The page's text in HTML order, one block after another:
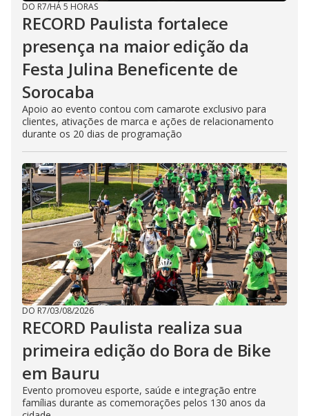
DO R7/HÁ 5 HORAS
RECORD Paulista fortalece
presença na maior edição da
Festa Julina Beneficente de
Sorocaba
Apoio ao evento contou com camarote exclusivo para
clientes, ativações de marca e ações de relacionamento
durante os 20 dias de programação
DO R7/03/08/2026
RECORD Paulista realiza sua
primeira edição do Bora de Bike
em Bauru
Evento promoveu esporte, saúde e integração entre
famílias durante as comemorações pelos 130 anos da